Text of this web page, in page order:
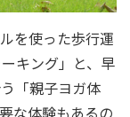
を使った歩行運
キング」と、早
「親子ヨガ体
な体験もあるの